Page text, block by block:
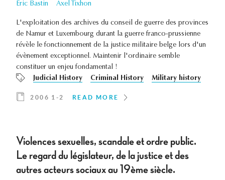
Eric Bastin Axel Tixhon
L'exploitation des archives du conseil de guerre des provinces
de Namur et Luxembourg durant la guerre franco-prussienne
révèle le fonctionnement de la justice militaire belge lors d'un
évènement exceptionnel. Maintenir l'ordinaire semble
constituer un enjeu fondamental !
Judicial History
Criminal History Military history
2006 1-2 READ MORE
Violences sexuelles, scandale et ordre public.
Le regard du législateur, de la justice et des
autres acteurs sociaux au 19ème siècle.